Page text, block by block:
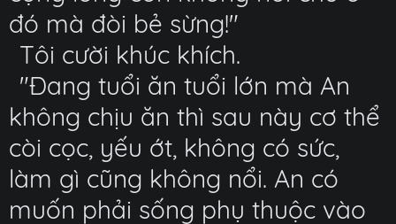
đó mà đòi bẻ sừng!"
Tôi cười khúc khích.
"Đang tuổi ăn tuổi lớn mà An
không chịu ăn thì sau này cơ thể
còi cọc, yếu ớt, không có sức,
làm gì cũng không nổi. An có
muốn phải sống phụ thuộc vào